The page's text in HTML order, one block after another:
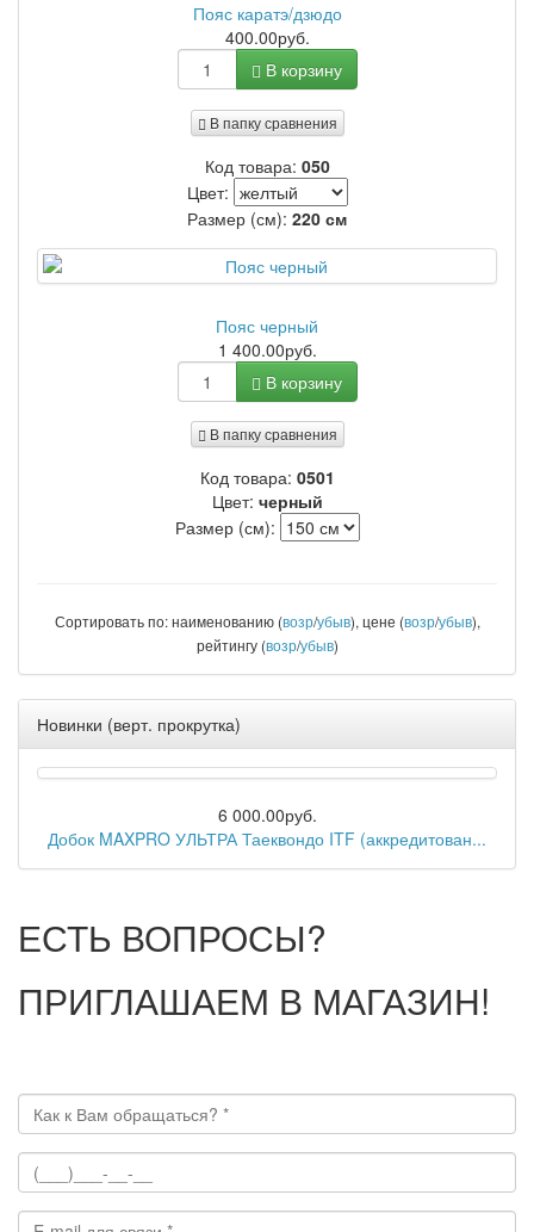
Пояс каратэ/дзюдо
400.00руб.
В корзину
В папку сравнения
Код товара: 050
Цвет:
Размер (см): 220 см
Пояс черный
1 400.00руб.
В корзину
В папку сравнения
Код товара: 0501
Цвет: черный
Размер (см):
Сортировать по: наименованию (возр/убыв), цене (возр/убыв),
рейтингу (возр/убыв)
Новинки (верт. прокрутка)
6 000.00руб.
Добок MAXPRO УЛЬТРА Таеквондо ITF (аккредитован...
ЕСТЬ ВОПРОСЫ?
ПРИГЛАШАЕМ В МАГАЗИН!